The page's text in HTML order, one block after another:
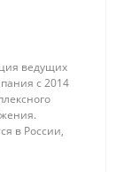
ведущих
с 2014
в России,